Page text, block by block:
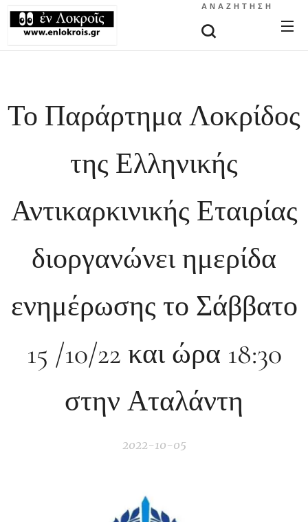
ΑΝΑΖΉΤΗΣΗ
Το Παράρτημα Λοκρίδος
της Ελληνικής
Αντικαρκινικής Εταιρίας
διοργανώνει ημερίδα
ενημέρωσης το Σάββατο
15 /10/22 και ώρα 18:30
στην Αταλάντη
2022-10-05